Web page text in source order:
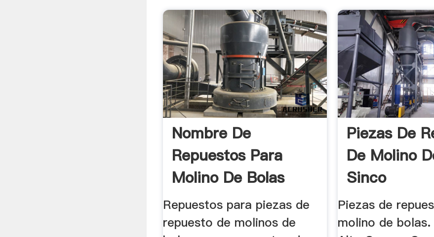
Nombre De
Repuestos Para
Molino De Bolas
Repuestos para piezas de
repuesto de molinos de
Piezas De
De Molino
Sinco
Piezas de
molino de